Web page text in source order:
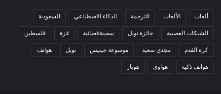
ألعاب الألعاب الترجمة الذكاء الاصطناعي السعودية
الشبكات العصبية جائزة نوبل سفينةفضائية غزة فلسطين
كرة القدم مجدي سعيد موسوعة جينيس نوبل هواتف
هواتف ذكية هواوي هونار